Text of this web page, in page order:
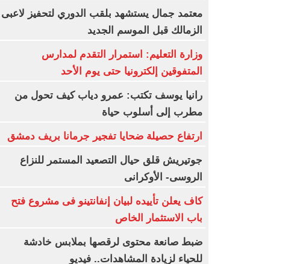
معتمد جمال يستشهد بلقب الدوري لتحفيز لاعبى
الزمالك قبل الموسم الجديد
وزارة التعليم: استمرار التقدم لمدارس
المتفوقين إلكترونيا حتى يوم الأحد
رانيا يوسف تكتب: عمرو دياب كيف تحول من
مطرب إلى أسلوب حياة
ارتفاع حصيلة ضحايا تفجير جرمانا بريف دمشق
جوتيريش قلق حيال التصعيد المستمر للنزاع
الروسى- الأوكرانى
كاف يعلن تأييده لبيان إنفانتينو فى مشروع فتح
باب الاستثمار الخاص
ضبط صانعة محتوى لرقصها بملابس خادشة
للحياء لزيادة المشاهدات.. فيديو